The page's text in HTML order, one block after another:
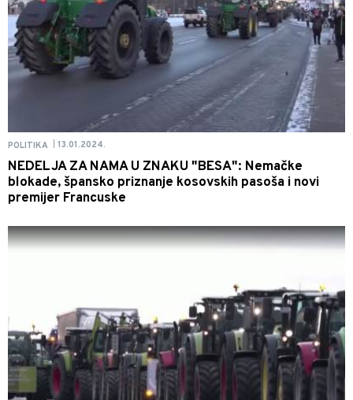
POLITIKA 13.01.2024.
NEDELJA ZA NAMA U ZNAKU "BESA": Nemačke
blokade, špansko priznanje kosovskih pasoša i novi
premijer Francuske